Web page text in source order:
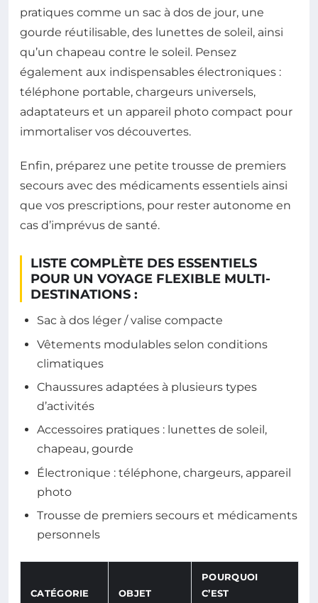
pratiques comme un sac à dos de jour, une
gourde réutilisable, des lunettes de soleil, ainsi
qu’un chapeau contre le soleil. Pensez
également aux indispensables électroniques :
téléphone portable, chargeurs universels,
adaptateurs et un appareil photo compact pour
immortaliser vos découvertes.
Enfin, préparez une petite trousse de premiers
secours avec des médicaments essentiels ainsi
que vos prescriptions, pour rester autonome en
cas d’imprévus de santé.
LISTE COMPLÈTE DES ESSENTIELS
POUR UN VOYAGE FLEXIBLE MULTI-
DESTINATIONS :
Sac à dos léger / valise compacte
Vêtements modulables selon conditions
climatiques
Chaussures adaptées à plusieurs types
d’activités
Accessoires pratiques : lunettes de soleil,
chapeau, gourde
Électronique : téléphone, chargeurs, appareil
photo
Trousse de premiers secours et médicaments
personnels
CATÉGORIE OBJET
POURQUOI
C’EST